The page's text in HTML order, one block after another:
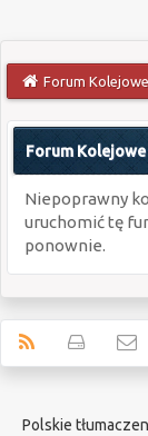
Forum
Forum
Niepoprawny
uruchomić tę
ponownie.
Polskie